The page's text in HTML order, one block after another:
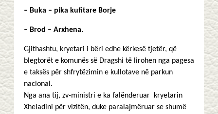
– Buka – pika kufitare Borje
– Brod – Arxhena.
Gjithashtu, kryetari i bëri edhe kërkesë tjetër, që
blegtorët e komunës së Dragshi të lirohen nga pagesa
e taksës për shfrytëzimin e kullotave në parkun
nacional.
Nga ana tij, zv-ministri e ka falënderuar kryetarin
Xheladini për vizitën, duke paralajmëruar se shumë